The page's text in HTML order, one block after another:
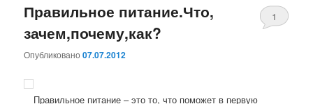
Правильное питание.Что,
зачем,почему,как?
Опубликовано07.07.2012
1
Правильное питание – это то, что поможет в первую